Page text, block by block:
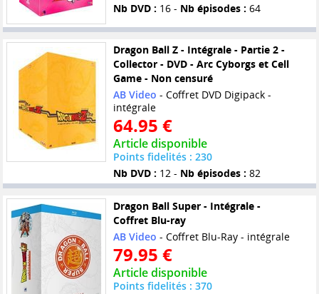
Nb DVD : 16 - Nb épisodes : 64
Dragon Ball Z - Intégrale - Partie 2 -
Collector - DVD - Arc Cyborgs et Cell
Game - Non censuré
AB Video - Coffret DVD Digipack -
intégrale
64.95 €
Article disponible
Points fidelités : 230
Nb DVD : 12 - Nb épisodes : 82
Dragon Ball Super - Intégrale -
Coffret Blu-ray
AB Video - Coffret Blu-Ray - intégrale
79.95 €
Article disponible
Points fidelités : 370